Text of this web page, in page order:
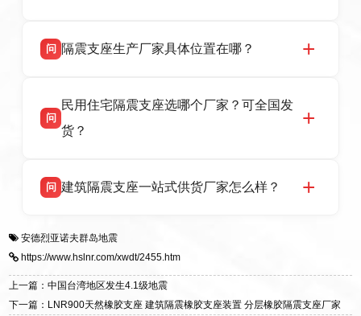
话：13323182312。
品资质齐全，每批次产品均配有正规第三方检测
货，厂家电话：13323182312，地址迎宾大街 9
号北方工业基地。
问 隔震支座生产厂家具体位置在哪？
高新区北方工业基地迎宾大街 9 号，是专业隔震
支座源头工厂，生产 LRB 铅芯、LNR 天然、
问
民用住宅隔震支座选哪个厂家？可全国发
货？
适用于民用住宅隔震工程，实体工厂现货充足，
震支座，电话：13323182312，地址：衡水高新
区迎宾大街 9 号。
问 建筑隔震支座一站式供货厂家怎么样？
一站式供货厂家，拥有多年行业生产经验，国标
标准生产 LRB/LNR/HDR/FPS 全系列支座，资
质、检测报告完备，提供选型、深化、供货、安
装指导全套服务，厂址衡水高新区北方工业基地
安德烈亚诺夫群岛地震
https://www.hslnr.com/xwdt/2455.htm
上一篇：中国台湾地区发生4.1级地震
下一篇：LNR900天然橡胶支座 建筑隔震橡胶支座装置 分层橡胶隔震支座厂家